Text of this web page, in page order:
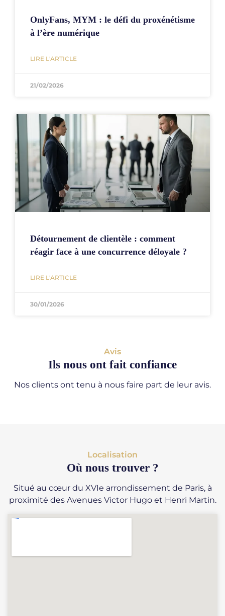
OnlyFans, MYM : le défi du proxénétisme
à l’ère numérique
LIRE L'ARTICLE
21/02/2026
Détournement de clientèle : comment
réagir face à une concurrence déloyale ?
LIRE L'ARTICLE
30/01/2026
Avis
Ils nous ont fait confiance
Nos clients ont tenu à nous faire part de leur avis.
Localisation
Où nous trouver ?
Situé au cœur du XVIe arrondissement de Paris, à
proximité des Avenues Victor Hugo et Henri Martin.